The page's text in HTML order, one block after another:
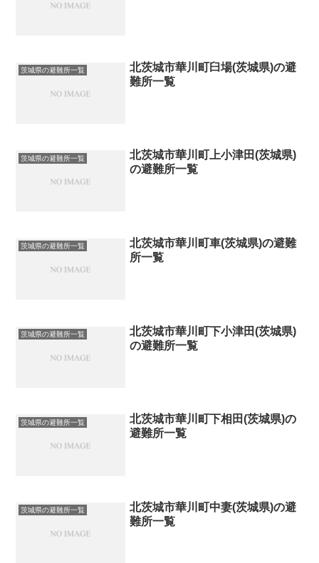
茨城県の避難所一覧
北茨城市華川町臼場(茨城県)の避
難所一覧
茨城県の避難所一覧
北茨城市華川町上小津田(茨城県)
の避難所一覧
茨城県の避難所一覧
北茨城市華川町車(茨城県)の避難
所一覧
茨城県の避難所一覧
北茨城市華川町下小津田(茨城県)
の避難所一覧
茨城県の避難所一覧
北茨城市華川町下相田(茨城県)の
避難所一覧
茨城県の避難所一覧
北茨城市華川町中妻(茨城県)の避
難所一覧